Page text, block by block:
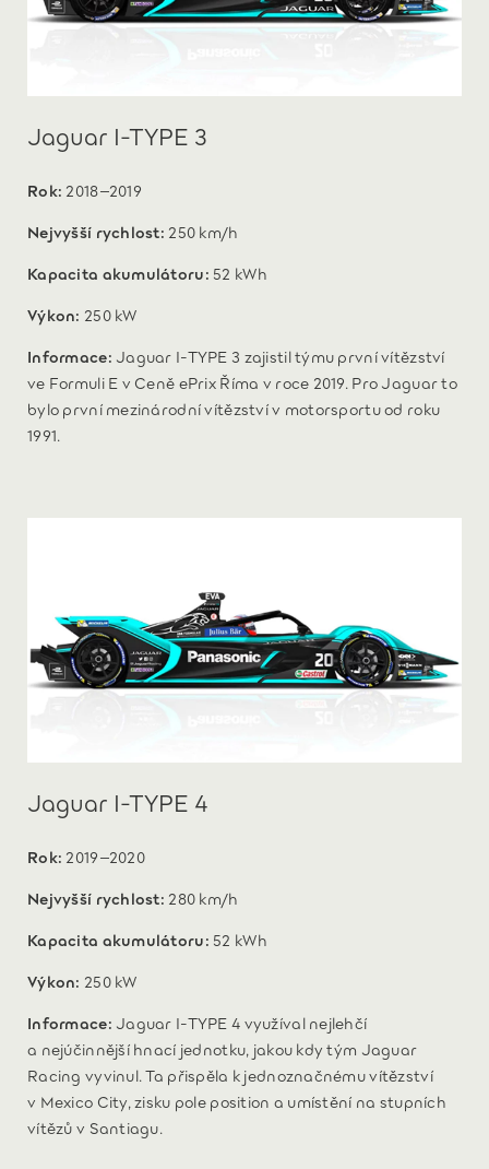
Jaguar I-TYPE 3
Rok: 2018–2019
Nejvyšší rychlost: 250 km/h
Kapacita akumulátoru: 52 kWh
Výkon: 250 kW
Informace: Jaguar I-TYPE 3 zajistil týmu první vítězství
ve Formuli E v Ceně ePrix Říma v roce 2019. Pro Jaguar to
bylo první mezinárodní vítězství v motorsportu od roku
1991.
Jaguar I-TYPE 4
Rok: 2019–2020
Nejvyšší rychlost: 280 km/h
Kapacita akumulátoru: 52 kWh
Výkon: 250 kW
Informace: Jaguar I-TYPE 4 využíval nejlehčí
a nejúčinnější hnací jednotku, jakou kdy tým Jaguar
Racing vyvinul. Ta přispěla k jednoznačnému vítězství
v Mexico City, zisku pole position a umístění na stupních
vítězů v Santiagu.